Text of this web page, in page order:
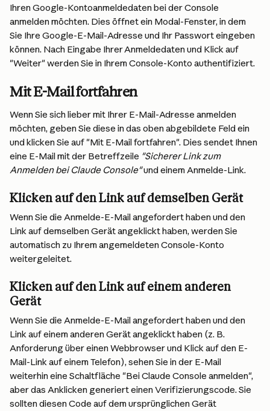
Ihren Google-Kontoanmeldedaten bei der Console
anmelden möchten. Dies öffnet ein Modal-Fenster, in dem
Sie Ihre Google-E-Mail-Adresse und Ihr Passwort eingeben
können. Nach Eingabe Ihrer Anmeldedaten und Klick auf
"Weiter" werden Sie in Ihrem Console-Konto authentifiziert.
Mit E-Mail fortfahren
Wenn Sie sich lieber mit Ihrer E-Mail-Adresse anmelden
möchten, geben Sie diese in das oben abgebildete Feld ein
und klicken Sie auf "Mit E-Mail fortfahren". Dies sendet Ihnen
eine E-Mail mit der Betreffzeile "Sicherer Link zum
Anmelden bei Claude Console" und einem Anmelde-Link.
Klicken auf den Link auf demselben Gerät
Wenn Sie die Anmelde-E-Mail angefordert haben und den
Link auf demselben Gerät angeklickt haben, werden Sie
automatisch zu Ihrem angemeldeten Console-Konto
weitergeleitet.
Klicken auf den Link auf einem anderen
Gerät
Wenn Sie die Anmelde-E-Mail angefordert haben und den
Link auf einem anderen Gerät angeklickt haben (z. B.
Anforderung über einen Webbrowser und Klick auf den E-
Mail-Link auf einem Telefon), sehen Sie in der E-Mail
weiterhin eine Schaltfläche "Bei Claude Console anmelden",
aber das Anklicken generiert einen Verifizierungscode. Sie
sollten diesen Code auf dem ursprünglichen Gerät